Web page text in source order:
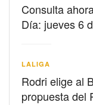
Consulta
Día: jueves 6
LALIGA
Rodri elige al
propuesta del